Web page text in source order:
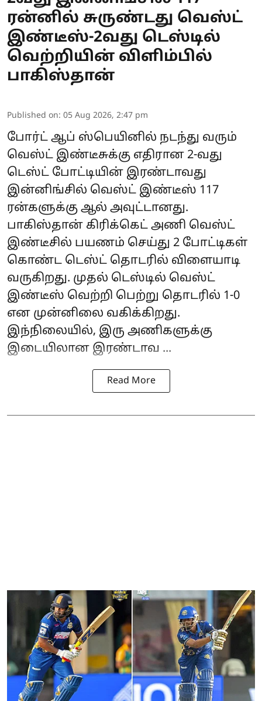
ரன்னில் சுருண்டது வெஸ்ட்
இண்டீஸ்-2வது டெஸ்டில்
வெற்றியின் விளிம்பில்
பாகிஸ்தான்
Published on: 05 Aug 2026, 2:47 pm
போர்ட் ஆப் ஸ்பெயினில் நடந்து வரும்
வெஸ்ட் இண்டீசுக்கு எதிரான 2-வது
டெஸ்ட் போட்டியின் இரண்டாவது
இன்னிங்சில் வெஸ்ட் இண்டீஸ் 117
ரன்களுக்கு ஆல் அவுட்டானது.
பாகிஸ்தான் கிரிக்கெட் அணி வெஸ்ட்
இண்டீசில் பயணம் செய்து 2 போட்டிகள்
கொண்ட டெஸ்ட் தொடரில் விளையாடி
வருகிறது. முதல் டெஸ்டில் வெஸ்ட்
இண்டீஸ் வெற்றி பெற்று தொடரில் 1-0
என முன்னிலை வகிக்கிறது.
இந்நிலையில், இரு அணிகளுக்கு
இடையிலான இரண்டாவ ...
Read More